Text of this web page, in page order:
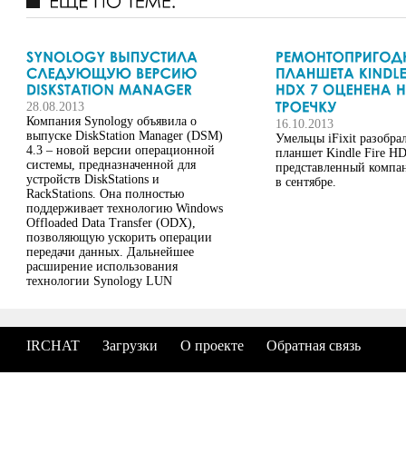
28.08.2013
Компания Synology объявила о
выпуске DiskStation Manager (DSM)
4.3 – новой версии операционной
системы, предназначенной для
устройств DiskStations и
RackStations. Она полностью
поддерживает технологию Windows
Offloaded Data Transfer (ODX),
позволяющую ускорить операции
передачи данных. Дальнейшее
расширение использования
технологии Synology LUN
копирования файла, сохраняя
исходный...
16.10.2013
Умельцы iFixit
планшет Kindle Fire
представленный
в сентябре.
IRCHAT Загрузки О проекте Обратная связь